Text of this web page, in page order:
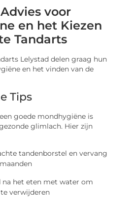
voor
en het Kiezen
Tandarts
Lelystad delen graag hun
en het vinden van de
Tips
goede mondhygiëne is
glimlach. Hier zijn
tandenborstel en vervang
na het eten met water om
verwijderen